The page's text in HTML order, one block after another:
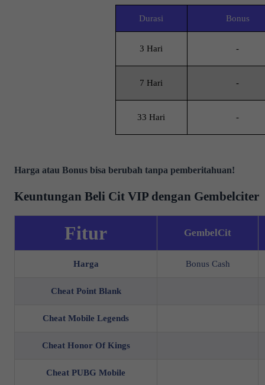
Durasi Bonus
3 Hari -
7 Hari -
33 Hari -
Harga atau Bonus bisa berubah tanpa pemberitahuan!
Keuntungan Beli Cit VIP dengan Gembelciter
Fitur GembelCit
Harga Bonus Cash
Cheat Point Blank
Cheat Mobile Legends
Cheat Honor Of Kings
Cheat PUBG Mobile